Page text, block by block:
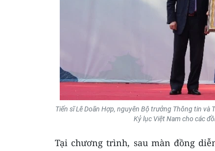
Tiến sĩ Lê Doãn Hợp, nguyên Bộ trưởng Thông tin và
Kỷ lục Việt Nam cho các
Tại chương trình, sau màn đồng